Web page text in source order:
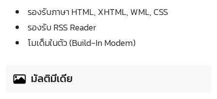
รองรับภาษา HTML, XHTML, WML, CSS
รองรับ RSS Reader
โมเด็มในตัว (Build-In Modem)
มัลติมีเดีย